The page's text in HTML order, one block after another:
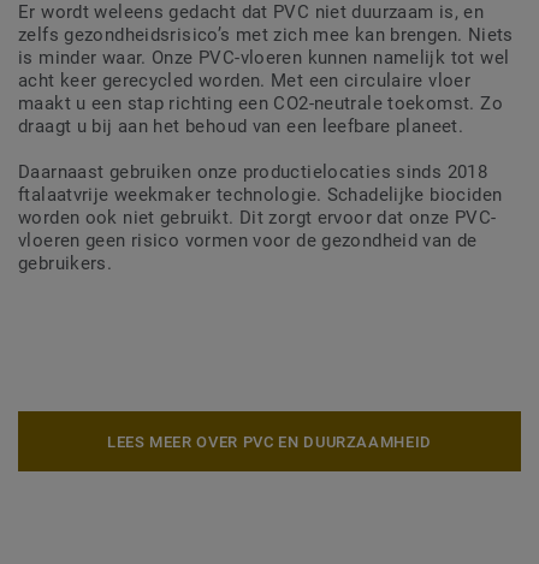
Er wordt weleens gedacht dat PVC niet duurzaam is, en
zelfs gezondheidsrisico’s met zich mee kan brengen. Niets
is minder waar. Onze PVC-vloeren kunnen namelijk tot wel
acht keer gerecycled worden. Met een circulaire vloer
maakt u een stap richting een CO2-neutrale toekomst. Zo
draagt u bij aan het behoud van een leefbare planeet.
Daarnaast gebruiken onze productielocaties sinds 2018
ftalaatvrije weekmaker technologie. Schadelijke biociden
worden ook niet gebruikt. Dit zorgt ervoor dat onze PVC-
vloeren geen risico vormen voor de gezondheid van de
gebruikers.
LEES MEER OVER PVC EN DUURZAAMHEID